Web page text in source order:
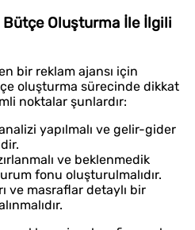
Oluşturma İle İlgili
bir reklam ajansı için
oluşturma sürecinde dikkat
noktalar şunlardır:
yapılmalı ve gelir-gider
ve beklenmedik
fonu oluşturulmalıdır.
ve masraflar detaylı bir